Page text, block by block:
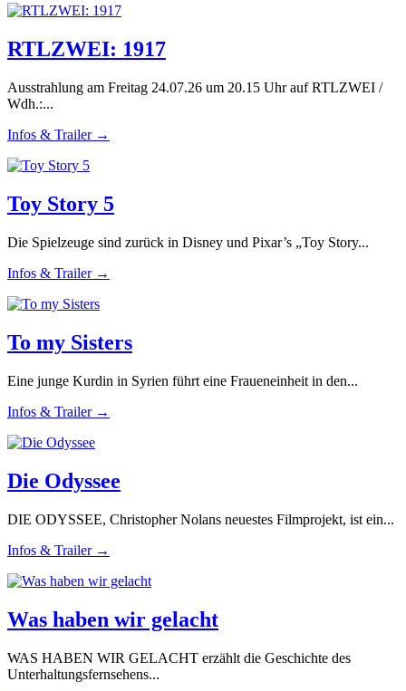
RTLZWEI: 1917
Ausstrahlung am Freitag 24.07.26 um 20.15 Uhr auf RTLZWEI /
Wdh.:...
Infos & Trailer →
Toy Story 5
Die Spielzeuge sind zurück in Disney und Pixar’s „Toy Story...
Infos & Trailer →
To my Sisters
Eine junge Kurdin in Syrien führt eine Fraueneinheit in den...
Infos & Trailer →
Die Odyssee
DIE ODYSSEE, Christopher Nolans neuestes Filmprojekt, ist ein...
Infos & Trailer →
Was haben wir gelacht
WAS HABEN WIR GELACHT erzählt die Geschichte des
Unterhaltungsfernsehens...